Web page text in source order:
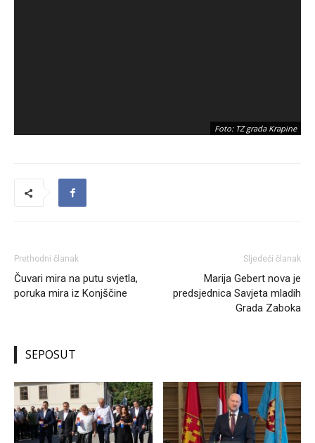
Foto: TZ grada Krapine
Prethodni članak
Čuvari mira na putu svjetla,
poruka mira iz Konjščine
Sljedeći članak
Marija Gebert nova je
predsjednica Savjeta mladih
Grada Zaboka
SEPOSUT